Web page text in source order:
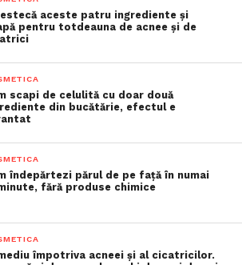
aceste patru ingrediente și
pentru totdeauna de acnee și de
scapi de celulită cu doar două
din bucătărie, efectul e
îndepărtezi părul de pe față în numai
fără produse chimice
împotriva acneei și al cicatricilor.